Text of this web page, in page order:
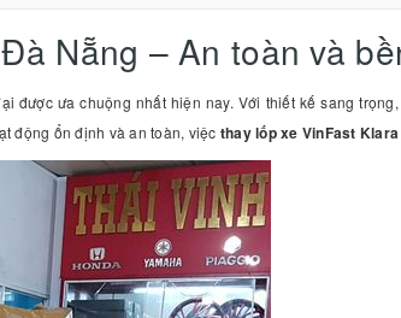
Nẵng – An toàn và
được ưa chuộng nhất hiện nay. Với thiết kế sang
động ổn định và an toàn, việc thay lốp xe VinFast